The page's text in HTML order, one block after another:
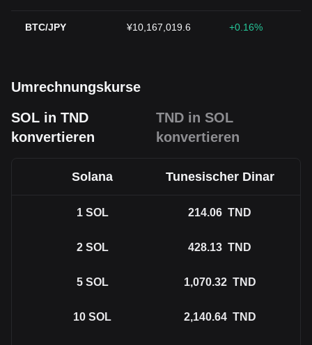
BTC/JPY ¥10,167,019.6 +0.16%
Umrechnungskurse
SOL in TND
konvertieren
TND in SOL
konvertieren
Solana Tunesischer Dinar
1 SOL 214.06 TND
2 SOL 428.13 TND
5 SOL 1,070.32 TND
10 SOL 2,140.64 TND